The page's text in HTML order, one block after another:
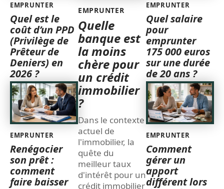
EMPRUNTER
Quel est le
coût d’un PPD
(Privilège de
Prêteur de
Deniers) en
2026 ?
EMPRUNTER
Renégocier
son prêt :
comment
faire baisser
EMPRUNTER
Quelle
banque est
la moins
chère pour
un crédit
immobilier
?
Dans le contexte
actuel de
l'immobilier, la
quête du
meilleur taux
d'intérêt pour un
crédit immobilier
EMPRUNTER
Quel salaire
pour
emprunter
175 000 euros
sur une durée
de 20 ans ?
EMPRUNTER
Comment
gérer un
apport
différent lors